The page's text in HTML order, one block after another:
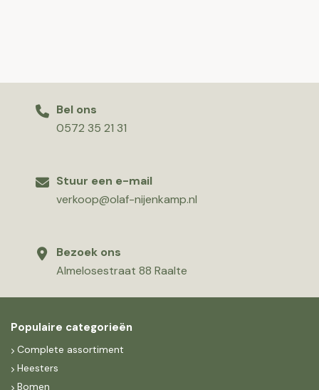
Bel ons
0572 35 21 31
Stuur een e-mail
verkoop@olaf-nijenkamp.nl
Bezoek ons
Almelosestraat 88 Raalte
Populaire categorieën
Complete assortiment
Heesters
Bomen